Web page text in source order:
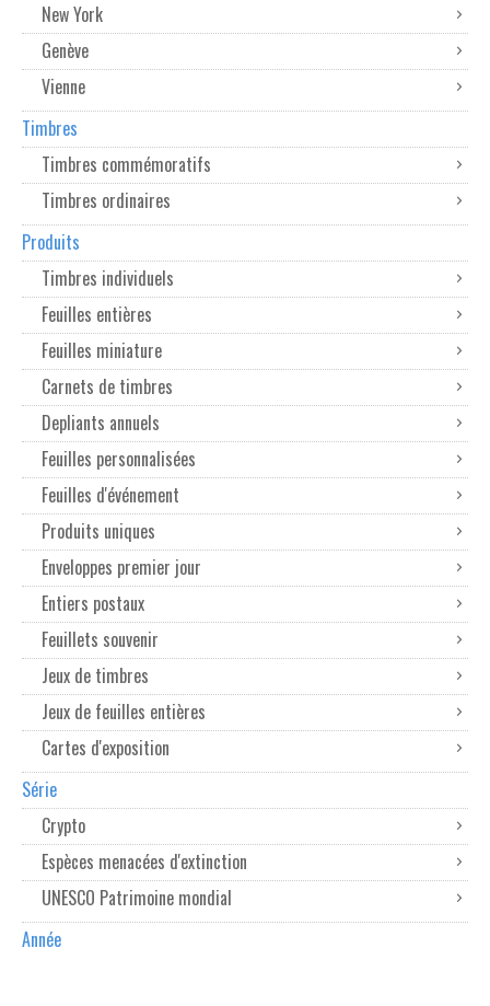
New York
Genève
Vienne
Timbres
Timbres commémoratifs
Timbres ordinaires
Produits
Timbres individuels
Feuilles entières
Feuilles miniature
Carnets de timbres
Depliants annuels
Feuilles personnalisées
Feuilles d'événement
Produits uniques
Enveloppes premier jour
Entiers postaux
Feuillets souvenir
Jeux de timbres
Jeux de feuilles entières
Cartes d'exposition
Série
Crypto
Espèces menacées d'extinction
UNESCO Patrimoine mondial
Année